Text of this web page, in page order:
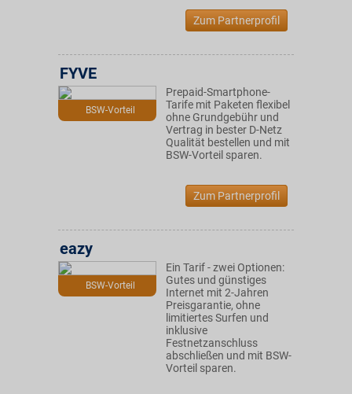
Zum Partnerprofil
BSW-Vorteil
FYVE
Prepaid-Smartphone-
Tarife mit Paketen flexibel
ohne Grundgebühr und
Vertrag in bester D-Netz
Qualität bestellen und mit
BSW-Vorteil sparen.
Zum Partnerprofil
BSW-Vorteil
eazy
Ein Tarif - zwei Optionen:
Gutes und günstiges
Internet mit 2-Jahren
Preisgarantie, ohne
limitiertes Surfen und
inklusive
Festnetzanschluss
abschließen und mit BSW-
Vorteil sparen.